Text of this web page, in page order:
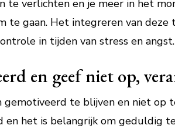
te verlichten en je meer in het
te gaan. Het integreren van deze
in tijden van stress en angst.
en geef niet op,
gemotiveerd te blijven en niet op
en het is belangrijk om geduldig